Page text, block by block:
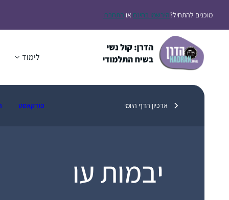
לתוכןמוכנים להתחיל?הירשמו בחינם או התחברו
לימוד
ארכיון הדף היומי פודקאסט
יבמות עו